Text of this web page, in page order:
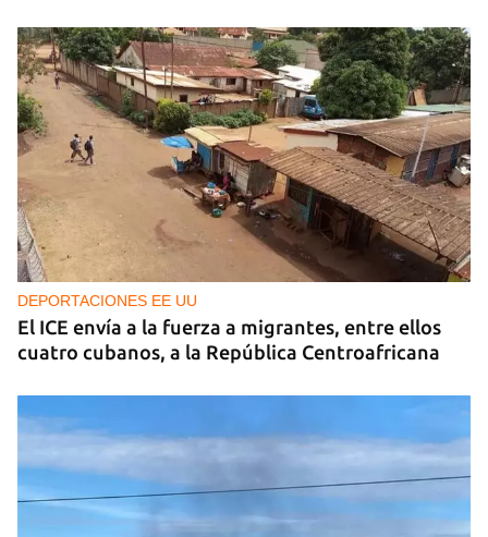
DEPORTACIONES EE UU
El ICE envía a la fuerza a migrantes, entre ellos
cuatro cubanos, a la República Centroafricana